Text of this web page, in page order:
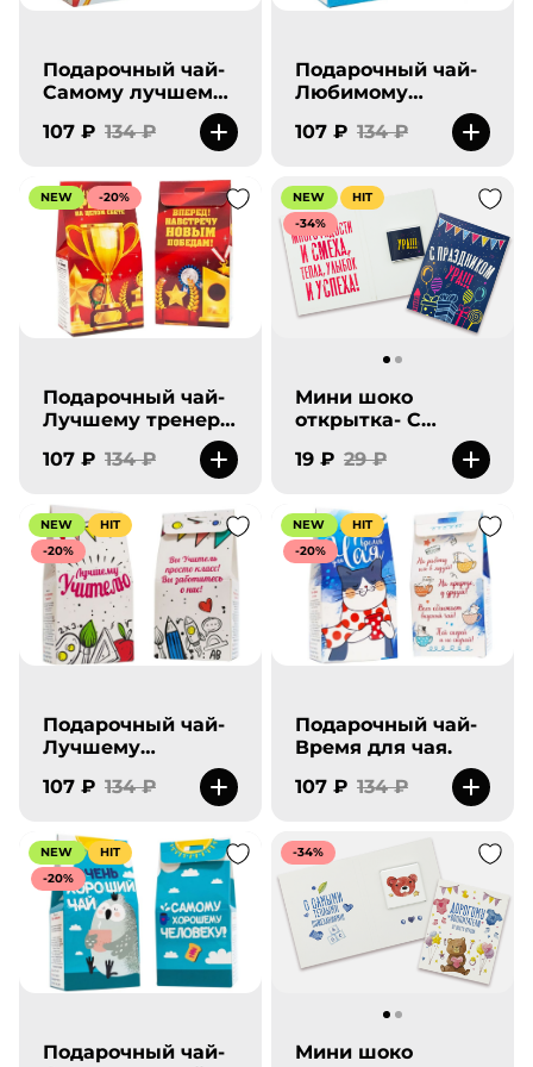
Подарочный чай-
Самому лучшему
учителю на земле.
107 ₽ 134 ₽
Подарочный чай-
Любимому
воспитателю на
всем белом свете.
107 ₽ 134 ₽
NEW -20%
Подарочный чай-
Лучшему тренеру
на целом свете.
Вперед!
107 ₽ 134 ₽
NEW
HIT
-34%
Мини шоко
открытка- С
праздником Ура.
19 ₽ 29 ₽
NEW
HIT
-20%
Подарочный чай-
Лучшему
107 ₽ 134 ₽
NEW
HIT
-20%
Подарочный чай-
Время для чая.
107 ₽ 134 ₽
NEW
HIT
-20%
Подарочный чай-
-34%
Мини шоко